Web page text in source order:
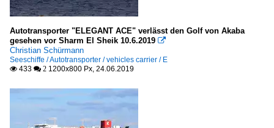
Autotransporter "ELEGANT ACE" verlässt den Golf von Akaba
gesehen vor Sharm El Sheik 10.6.2019 
Christian Schürmann
Seeschiffe / Autotransporter / vehicles carrier / E
 433  2 1200x800 Px, 24.06.2019